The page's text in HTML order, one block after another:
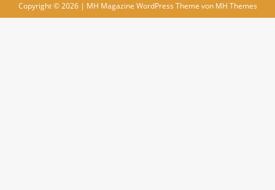
Copyright © 2026 | MH Magazine WordPress Theme von MH Themes